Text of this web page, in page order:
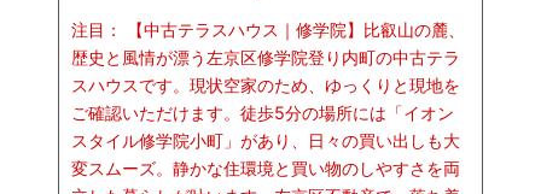
注目：
【中古テラスハウス｜修学院】比叡山の麓、
歴史と風情が漂う左京区修学院登り内町の中古テラ
スハウスです。現状空家のため、ゆっくりと現地を
ご確認いただけます。徒歩5分の場所には「イオン
スタイル修学院小町」があり、日々の買い出しも大
変スムーズ。静かな住環境と買い物のしやすさを両